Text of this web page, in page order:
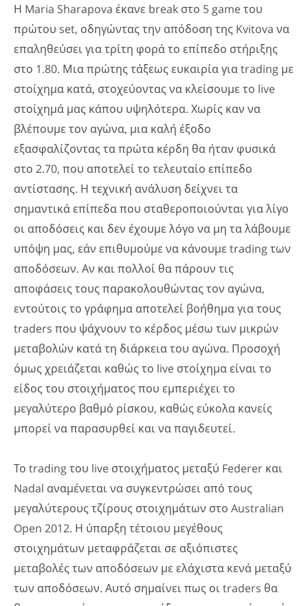
Η Maria Sharapova έκανε break στο 5 game του
πρώτου set, οδηγώντας την απόδοση της Kvitova να
επαληθεύσει για τρίτη φορά το επίπεδο στήριξης
στο 1.80. Μια πρώτης τάξεως ευκαιρία για trading με
στοίχημα κατά, στοχεύοντας να κλείσουμε το live
στοίχημά μας κάπου υψηλότερα. Χωρίς καν να
βλέπουμε τον αγώνα, μια καλή έξοδο
εξασφαλίζοντας τα πρώτα κέρδη θα ήταν φυσικά
στο 2.70, που αποτελεί το τελευταίο επίπεδο
αντίστασης. Η τεχνική ανάλυση δείχνει τα
σημαντικά επίπεδα που σταθεροποιούνται για λίγο
οι αποδόσεις και δεν έχουμε λόγο να μη τα λάβουμε
υπόψη μας, εάν επιθυμούμε να κάνουμε trading των
αποδόσεων. Αν και πολλοί θα πάρουν τις
αποφάσεις τους παρακολουθώντας τον αγώνα,
εντούτοις το γράφημα αποτελεί βοήθημα για τους
traders που ψάχνουν το κέρδος μέσω των μικρών
μεταβολών κατά τη διάρκεια του αγώνα. Προσοχή
όμως χρειάζεται καθώς το live στοίχημα είναι το
είδος του στοιχήματος που εμπεριέχει το
μεγαλύτερο βαθμό ρίσκου, καθώς εύκολα κανείς
μπορεί να παρασυρθεί και να παγιδευτεί.
Το trading του live στοιχήματος μεταξύ Federer και
Nadal αναμένεται να συγκεντρώσει από τους
μεγαλύτερους τζίρους στοιχημάτων στο Australian
Open 2012. Η ύπαρξη τέτοιου μεγέθους
στοιχημάτων μεταφράζεται σε αξιόπιστες
μεταβολές των αποδόσεων με ελάχιστα κενά μεταξύ
των αποδόσεων. Αυτό σημαίνει πως οι traders θα